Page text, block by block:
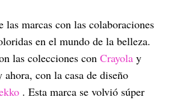
las marcas con las colaboraciones
en el mundo de la belleza.
las colecciones con Crayola y
ahora, con la casa de diseño
. Esta marca se volvió súper